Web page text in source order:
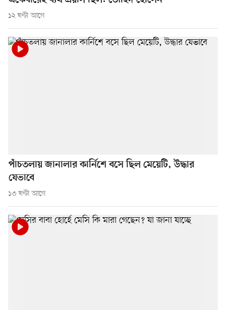
১২ ঘণ্টা আগে
পাঁচতলায় জানালার কার্নিশে বসে ছিল মেয়েটি, উদ্ধার
যেভাবে
১৩ ঘণ্টা আগে